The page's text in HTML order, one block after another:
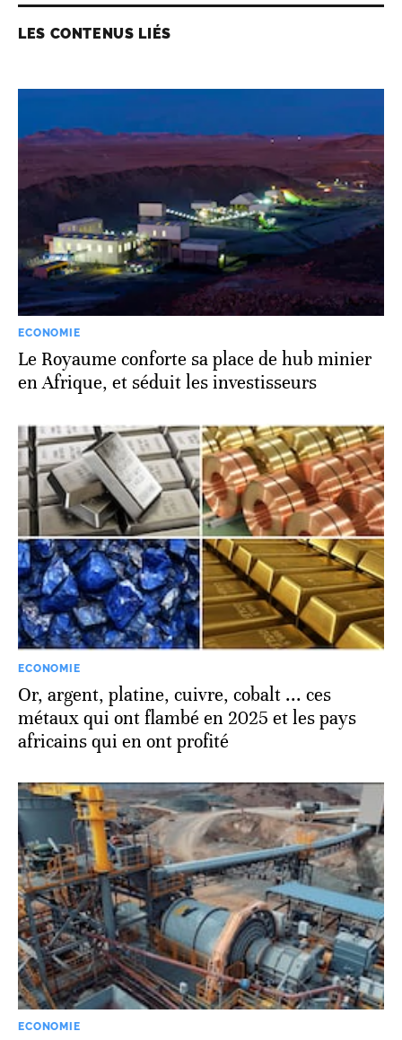
LES CONTENUS LIÉS
ECONOMIE
Le Royaume conforte sa place de hub minier
en Afrique, et séduit les investisseurs
ECONOMIE
Or, argent, platine, cuivre, cobalt ... ces
métaux qui ont flambé en 2025 et les pays
africains qui en ont profité
ECONOMIE